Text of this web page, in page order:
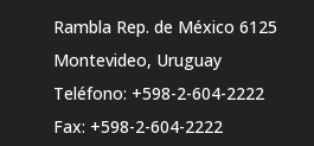
Rambla Rep. de México 6125
Montevideo, Uruguay
Teléfono: +598-2-604-2222
Fax: +598-2-604-2222